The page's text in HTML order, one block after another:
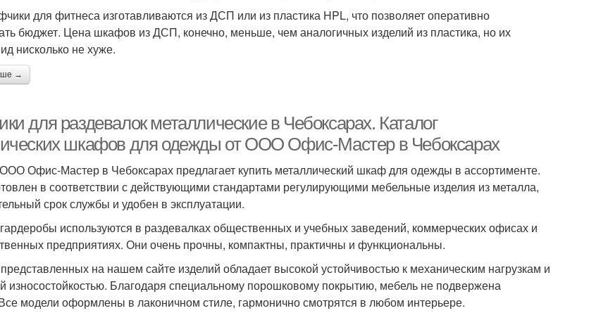
для фитнеса изготавливаются из ДСП или из пластика HPL, что позволяет оперативно
бюджет. Цена шкафов из ДСП, конечно, меньше, чем аналогичных изделий из пластика, но их
нисколько не хуже.
→
для раздевалок металлические в Чебоксарах. Каталог
шкафов для одежды от ООО Офис-Мастер в Чебоксарах
Офис-Мастер в Чебоксарах предлагает купить металлический шкаф для одежды в ассортименте.
в соответствии с действующими стандартами регулирующими мебельные изделия из металла,
срок службы и удобен в эксплуатации.
используются в раздевалках общественных и учебных заведений, коммерческих офисах и
предприятиях. Они очень прочны, компактны, практичны и функциональны.
на нашем сайте изделий обладает высокой устойчивостью к механическим нагрузкам и
износостойкостью. Благодаря специальному порошковому покрытию, мебель не подвержена
модели оформлены в лаконичном стиле, гармонично смотрятся в любом интерьере.